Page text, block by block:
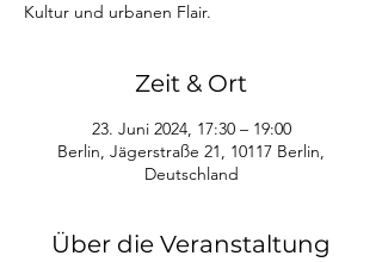
Kultur und urbanen Flair.
Zeit & Ort
23. Juni 2024, 17:30 – 19:00
Berlin, Jägerstraße 21, 10117 Berlin,
Deutschland
Über die Veranstaltung